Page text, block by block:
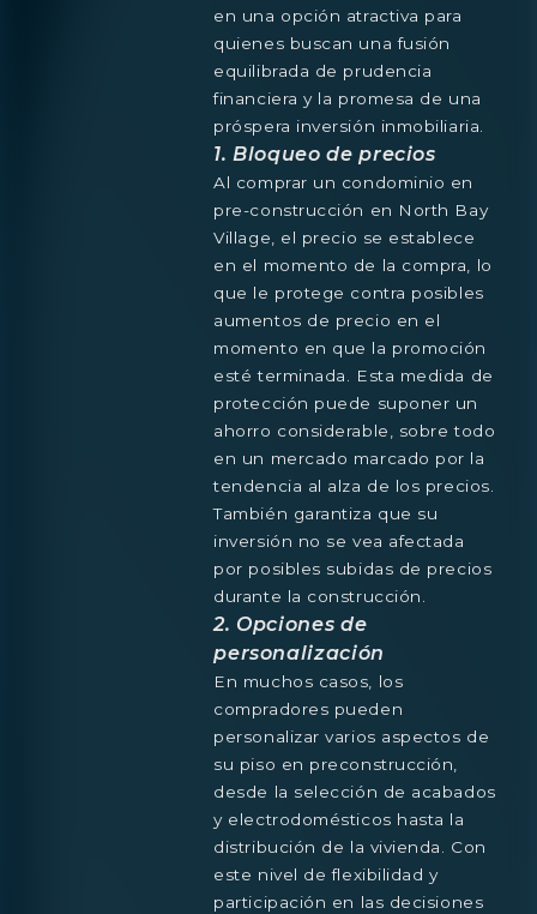
en una opción atractiva para
quienes buscan una fusión
equilibrada de prudencia
financiera y la promesa de una
próspera inversión inmobiliaria.
1. Bloqueo de precios
Al comprar un condominio en
pre-construcción en North Bay
Village, el precio se establece
en el momento de la compra, lo
que le protege contra posibles
aumentos de precio en el
momento en que la promoción
esté terminada. Esta medida de
protección puede suponer un
ahorro considerable, sobre todo
en un mercado marcado por la
tendencia al alza de los precios.
También garantiza que su
inversión no se vea afectada
por posibles subidas de precios
durante la construcción.
2. Opciones de
personalización
En muchos casos, los
compradores pueden
personalizar varios aspectos de
su piso en preconstrucción,
desde la selección de acabados
y electrodomésticos hasta la
distribución de la vivienda. Con
este nivel de flexibilidad y
participación en las decisiones